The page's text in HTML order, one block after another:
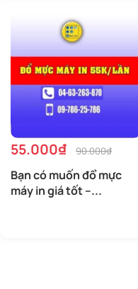
55.000₫ 90.000₫
Bạn có muốn đổ mực
máy in giá tốt –...